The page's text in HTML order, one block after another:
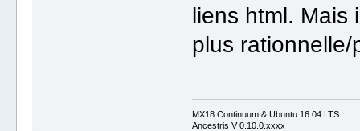
liens html. Mais
plus rationnelle/
MX18 Continuum & Ubuntu 16.04 LTS
Ancestris V 0.10.0.xxxx